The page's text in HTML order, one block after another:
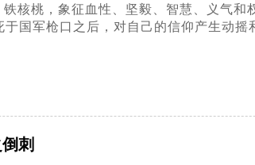
铁核桃，象征血性、坚毅、智慧、义气和
于国军枪口之后，对自己的信仰产生动
刺